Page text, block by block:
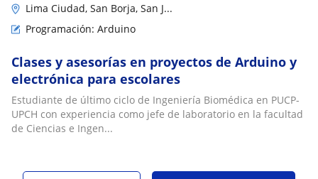
Lima Ciudad, San Borja, San J...
Programación: Arduino
Clases y asesorías en proyectos de Arduino y
electrónica para escolares
Estudiante de último ciclo de Ingeniería Biomédica en PUCP-
UPCH con experiencia como jefe de laboratorio en la facultad
de Ciencias e Ingen...